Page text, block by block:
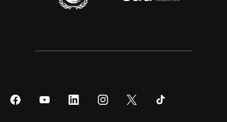
SíguenosSíguenos
SíguenosSíguenos
Síguenos